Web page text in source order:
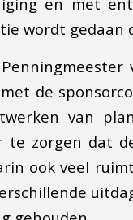
wordt gedaan
de
van
zorgen dat
ook veel